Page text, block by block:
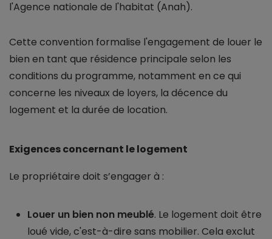
l'Agence nationale de l'habitat (Anah).
Cette convention formalise l'engagement de louer le
bien en tant que résidence principale selon les
conditions du programme, notamment en ce qui
concerne les niveaux de loyers, la décence du
logement et la durée de location.
Exigences concernant le logement
Le propriétaire doit s’engager à :
Louer un bien non meublé. Le logement doit être
loué vide, c'est-à-dire sans mobilier. Cela exclut